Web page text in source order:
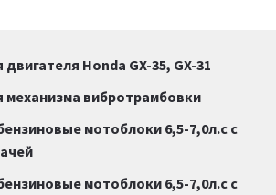
Honda GX-35, GX-31
механизма вибротрамбовки
мотоблоки 6,5-7,0л.с с
мотоблоки 6,5-7,0л.с с